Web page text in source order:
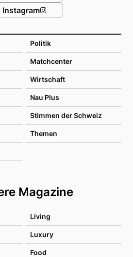
Politik
Matchcenter
Wirtschaft
Nau Plus
Stimmen der Schweiz
Themen
Magazine
Living
Luxury
Food
Instagram